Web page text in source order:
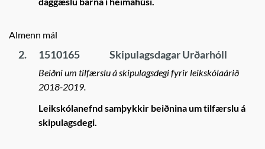
Almenn mál
2. 1510165 Skipulagsdagar Urðarhóll
Beiðni um tilfærslu á skipulagsdegi fyrir leikskólaárið
2018-2019.
Leikskólanefnd samþykkir beiðnina um tilfærslu á
skipulagsdegi.